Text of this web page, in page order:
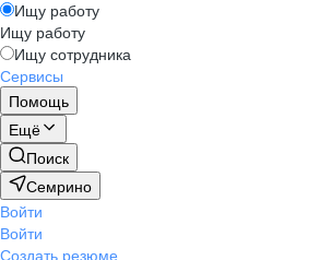
Ищу работу
Ищу работу
Ищу сотрудника
Сервисы
Помощь
Ещё
Поиск
Семрино
Войти
Войти
Создать резюме